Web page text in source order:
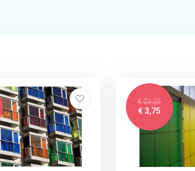
€ 23,25
€ 3,75